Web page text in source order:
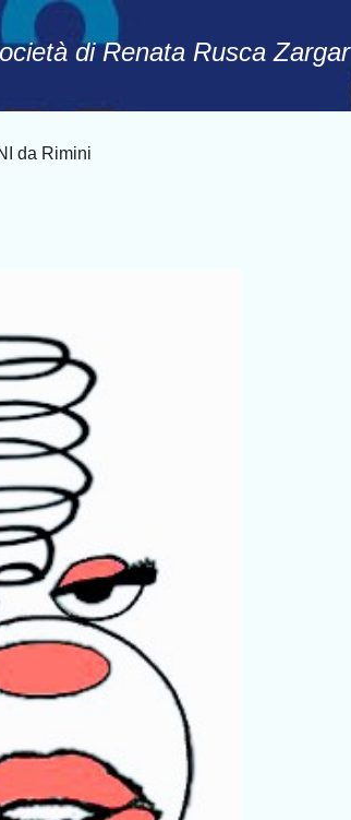
di Renata Rusca Zargar
da Rimini